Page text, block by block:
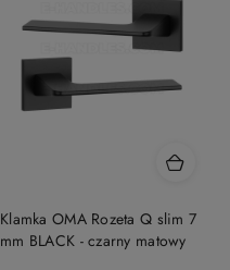
Klamka OMA Rozeta Q slim 7
mm BLACK - czarny matowy